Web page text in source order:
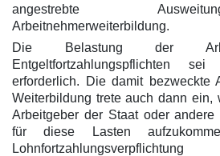
angestrebte
Arbeitnehmerweiterbildung.
Die Belastung der
Entgeltfortzahlungspflichten
erforderlich. Die damit bezweckte
Weiterbildung trete auch dann ein,
Arbeitgeber der Staat oder andere
für diese Lasten